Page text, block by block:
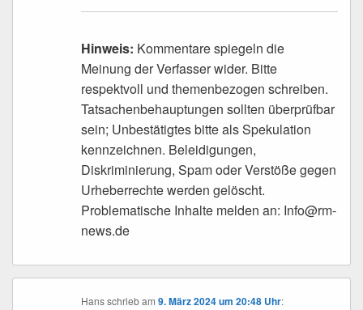
Hinweis: Kommentare spiegeln die
Meinung der Verfasser wider. Bitte
respektvoll und themenbezogen schreiben.
Tatsachenbehauptungen sollten überprüfbar
sein; Unbestätigtes bitte als Spekulation
kennzeichnen. Beleidigungen,
Diskriminierung, Spam oder Verstöße gegen
Urheberrechte werden gelöscht.
Problematische Inhalte melden an: Info@rm-
news.de
Hans schriebam9. März 2024 um 20:48 Uhr: